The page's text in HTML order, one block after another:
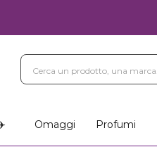
Omaggi Profumi